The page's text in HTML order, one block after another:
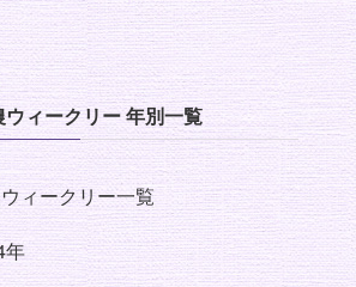
ィークリー 年別一覧
ィークリー一覧
年